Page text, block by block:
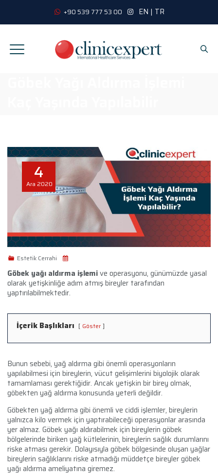
+90 539 777 53 00 EN | TR
4
Ara 2020
Estetik Cerrahi
Göbek yağı aldırma işlemive operasyonu, günümüzde yasal
olarak yetişkinliğe adım atmış bireyler tarafından
yaptırılabilmektedir.
İçerik Başlıkları Göster
Bunun sebebi, yağ aldırma gibi önemli operasyonların
yapılabilmesi için bireylerin, vücut gelişimlerini biyolojik olarak
tamamlaması gerektiğidir. Ancak yetişkin bir birey olmak,
göbekten yağ aldırma konusunda yeterli değildir.
Göbekten yağ aldırma gibi önemli ve ciddi işlemler, bireylerin
yalnızca kilo vermek için yaptırabileceği operasyonlar arasında
yer almaz. Göbek yağı aldırabilmek için bireylerin göbek
bölgelerinde biriken yağ kütlelerinin, bireylerin sağlık durumlarını
riske atması gerekir. Dolayısıyla göbek bölgesinde oluşan yağlar
bireylerin sağlıklarını riske atmadığı müddetçe bireyler göbek
yağı aldırma ameliyatına giremez.